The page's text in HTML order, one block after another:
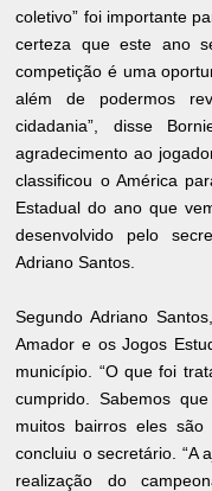
coletivo” foi importante
certeza que este ano
competição é uma
além de podermos
cidadania”, disse
agradecimento ao
classificou o América
Estadual do ano que
desenvolvido pelo
Adriano Santos.
Segundo Adriano
Amador e os Jogos
município. “O que foi
cumprido. Sabemos
muitos bairros eles são
concluiu o secretário. “A
realização do